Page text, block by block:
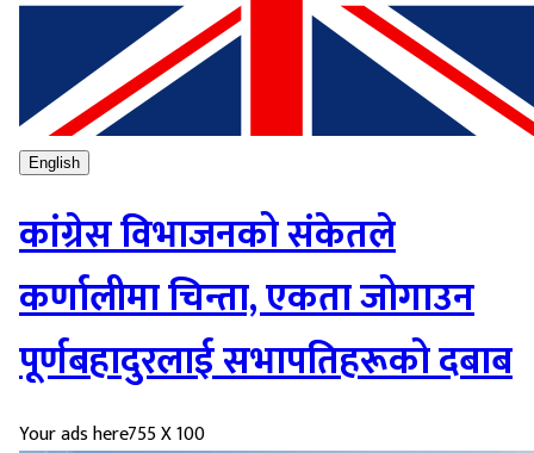
English
कांग्रेस विभाजनको संकेतले
कर्णालीमा चिन्ता, एकता जोगाउन
पूर्णबहादुरलाई सभापतिहरूको दबाब
Your ads here755 X 100